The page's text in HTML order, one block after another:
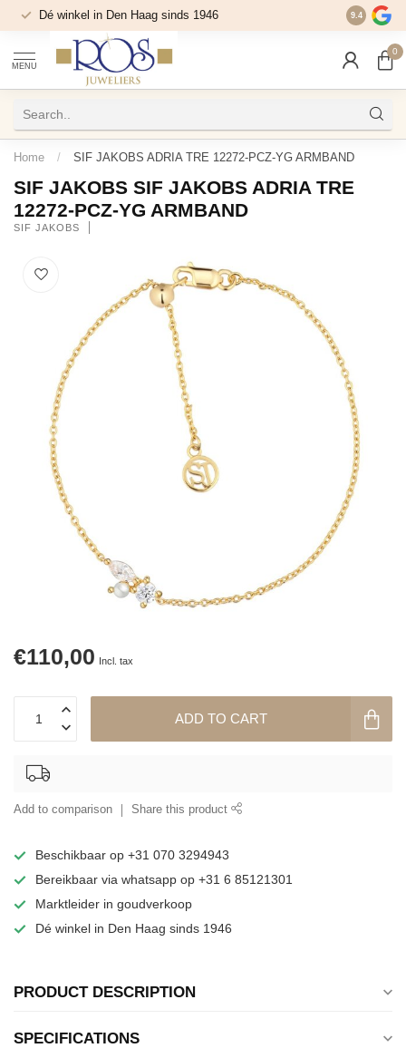
Dé winkel in Den Haag sinds 1946 9.4
MENU
0
Home / SIF JAKOBS ADRIA TRE 12272-PCZ-YG ARMBAND
SIF JAKOBS SIF JAKOBS ADRIA TRE
12272-PCZ-YG ARMBAND
SIF JAKOBS
€110,00 Incl. tax
ADD TO CART
Add to comparison Share this product
Beschikbaar op +31 070 3294943
Bereikbaar via whatsapp op +31 6 85121301
Marktleider in goudverkoop
Dé winkel in Den Haag sinds 1946
PRODUCT DESCRIPTION
SPECIFICATIONS